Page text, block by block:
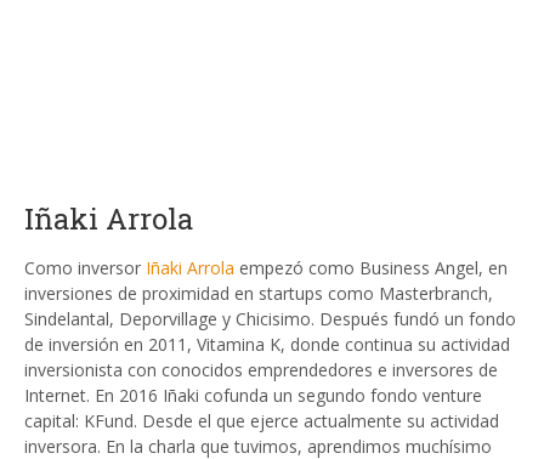
Iñaki Arrola
Como inversor Iñaki Arrola empezó como Business Angel, en
inversiones de proximidad en startups como Masterbranch,
Sindelantal, Deporvillage y Chicisimo. Después fundó un fondo
de inversión en 2011, Vitamina K, donde continua su actividad
inversionista con conocidos emprendedores e inversores de
Internet. En 2016 Iñaki cofunda un segundo fondo venture
capital: KFund. Desde el que ejerce actualmente su actividad
inversora. En la charla que tuvimos, aprendimos muchísimo